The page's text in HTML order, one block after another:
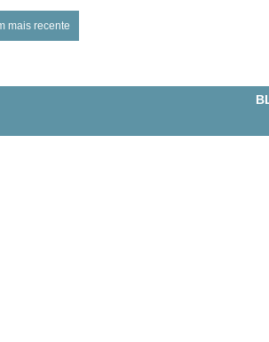
mais recente